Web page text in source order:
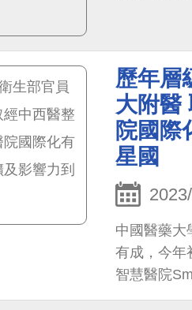
歷年層
大附醫
院國際
星國
中國醫藥大
有成，今年
智慧醫院
知名度，將